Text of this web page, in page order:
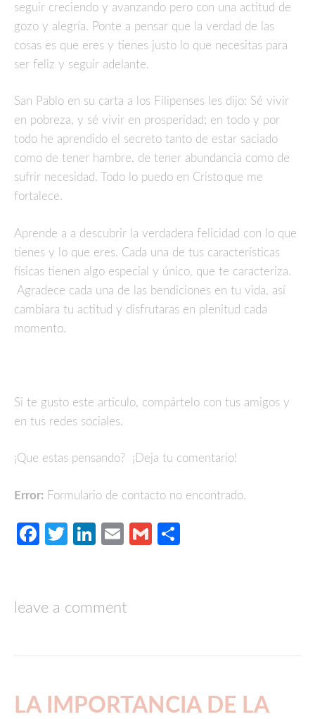
seguir creciendo y avanzando pero con una actitud de
gozo y alegría. Ponte a pensar que la verdad de las
cosas es que eres y tienes justo lo que necesitas para
ser feliz y seguir adelante.
San Pablo en su carta a los Filipenses les dijo: Sé vivir
en pobreza, y sé vivir en prosperidad; en todo y por
todo he aprendido el secreto tanto de estar saciado
como de tener hambre, de tener abundancia como de
sufrir necesidad.
Todo lo puedo en Cristoque me
fortalece.
Aprende a a descubrir la verdadera felicidad con lo que
tienes y lo que eres. Cada una de tus características
físicas tienen algo especial y único, que te caracteriza.
Agradece cada una de las bendiciones en tu vida, así
cambiara tu actitud y disfrutaras en plenitud cada
momento.
Si te gusto este articulo, compártelo con tus amigos y
en tus redes sociales.
¡Que estas pensando? ¡Deja tu comentario!
Error: Formulario de contacto no encontrado.
Facebook
TwitterLinkedIn
EmailGmail
leave a comment
LA IMPORTANCIA DE LA